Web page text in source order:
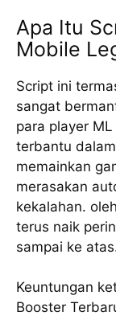
Apa Itu
Mobile
Script ini
sangat
para player
terbantu
memainkan
merasakan
kekalahan.
terus naik
sampai ke
Keuntungan
Booster